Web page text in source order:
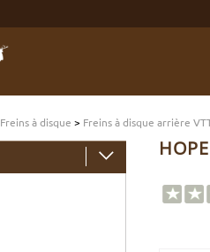
Freins à disque > Freins à disque arrière